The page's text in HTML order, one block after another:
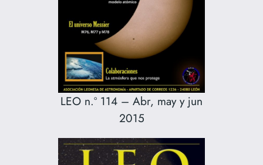
LEO n.º 114 – Abr, may y jun
2015